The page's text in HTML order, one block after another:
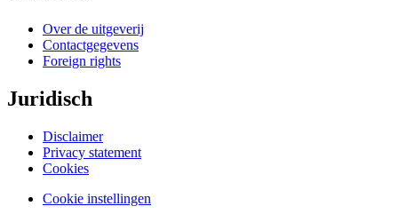
Over de uitgeverij
Contactgegevens
Foreign rights
Juridisch
Disclaimer
Privacy statement
Cookies
Cookie instellingen